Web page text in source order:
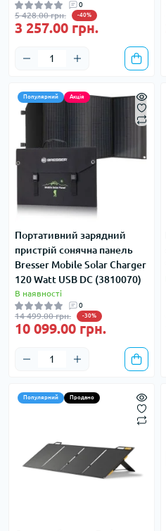
0
5 428.00 грн. -40%
3 257.00 грн.
Популярний Акція
Портативний зарядний
пристрій сонячна панель
Bresser Mobile Solar Charger
120 Watt USB DC (3810070)
В наявності
0
14 499.00 грн. -30%
10 099.00 грн.
Популярний Продано